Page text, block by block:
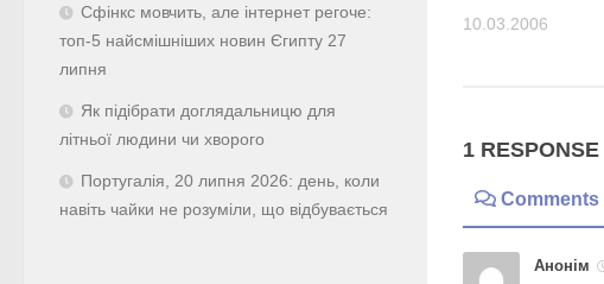
10.03.2006
1 RESPONSE
Comments
Анонім
Сфінкс мовчить, але інтернет регоче:
топ-5 найсмішніших новин Єгипту 27
липня
Як підібрати доглядальницю для
літньої людини чи хворого
Португалія, 20 липня 2026: день, коли
навіть чайки не розуміли, що відбувається